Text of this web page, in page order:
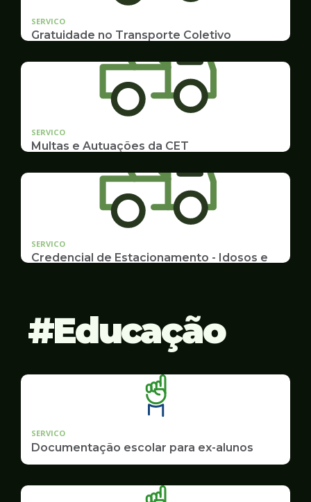
SERVICO
Gratuidade no Transporte Coletivo
Estudantes
SERVICO
Multas e Autuações da CET
da CET desta semana
SERVICO
Credencial de Estacionamento - Idosos e
Educação
SERVICO
Documentação escolar para ex-alunos